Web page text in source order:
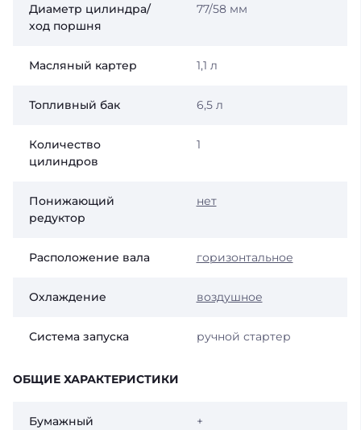
Диаметр цилиндра/
ход поршня
77/58 мм
Масляный картер 1,1 л
Топливный бак 6,5 л
Количество
цилиндров
1
Понижающий
редуктор
нет
Расположение вала горизонтальное
Охлаждение воздушное
Система запуска ручной стартер
ОБЩИЕ ХАРАКТЕРИСТИКИ
Бумажный
+